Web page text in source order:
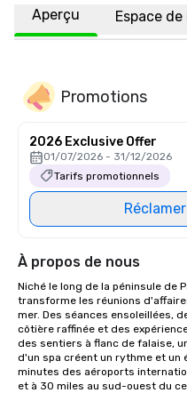
Aperçu Espace
Promotions
2026 Exclusive Offer
01/07/2026 - 31/12/2026
Tarifs promotionnels
À propos de nous
Niché le long de la péninsule de
transforme les réunions
mer. Des séances ensoleillées,
côtière raffinée et des
des sentiers à flanc de falaise,
d'un spa créent un rythme et un
minutes des aéroports
et à 30 miles au sud-ouest du